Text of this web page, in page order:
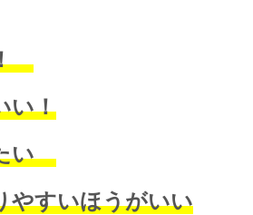
！
い！
たい
やすいほうがいい